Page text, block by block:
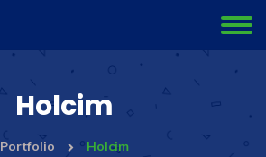
Holcim
Portfolio Holcim